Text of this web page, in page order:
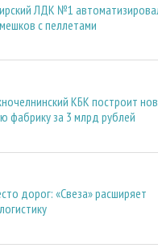
ЛДК №1
с пеллетами
КБК построит
фабрику за 3 млрд рублей
дорог: «Свеза» расширяет